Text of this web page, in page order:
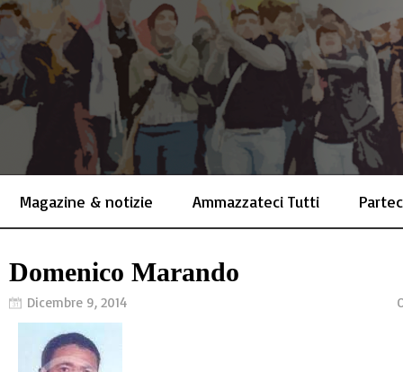
Magazine & notizie Ammazzateci Tutti
Domenico Marando
Dicembre 9, 2014